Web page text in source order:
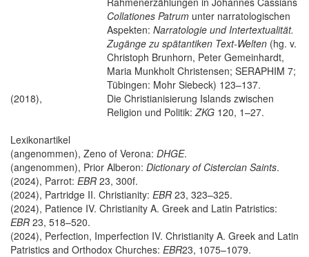
Collationes Patrum unter narratologischen
Aspekten: Narratologie und Intertextualität.
Zugänge zu spätantiken Text-Welten (hg. v.
Christoph Brunhorn, Peter Gemeinhardt,
Maria Munkholt Christensen; SERAPHIM 7;
Tübingen: Mohr Siebeck) 123–137.
(2018),
Die Christianisierung Islands zwischen
Religion und Politik: ZKG 120, 1–27.
Lexikonartikel
(angenommen), Zeno of Verona: DHGE.
(angenommen), Prior Alberon: Dictionary of Cistercian Saints.
(2024), Parrot: EBR 23, 300f.
(2024), Partridge II. Christianity: EBR 23, 323–325.
(2024), Patience IV. Christianity A. Greek and Latin Patristics:
EBR 23, 518–520.
(2024), Perfection, Imperfection IV. Christianity A. Greek and Latin
Patristics and Orthodox Churches: EBR23, 1075–1079.